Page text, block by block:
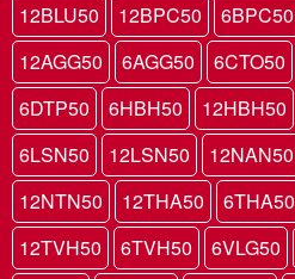
12BLU50
12BPC50 6BPC50
12AGG50
6AGG50 6CTO50
6DTP50
6HBH50 12HBH50
6LSN50
12LSN50 12NAN50
12NTN50
12THA50 6THA50
12TVH50
6TVH50 6VLG50